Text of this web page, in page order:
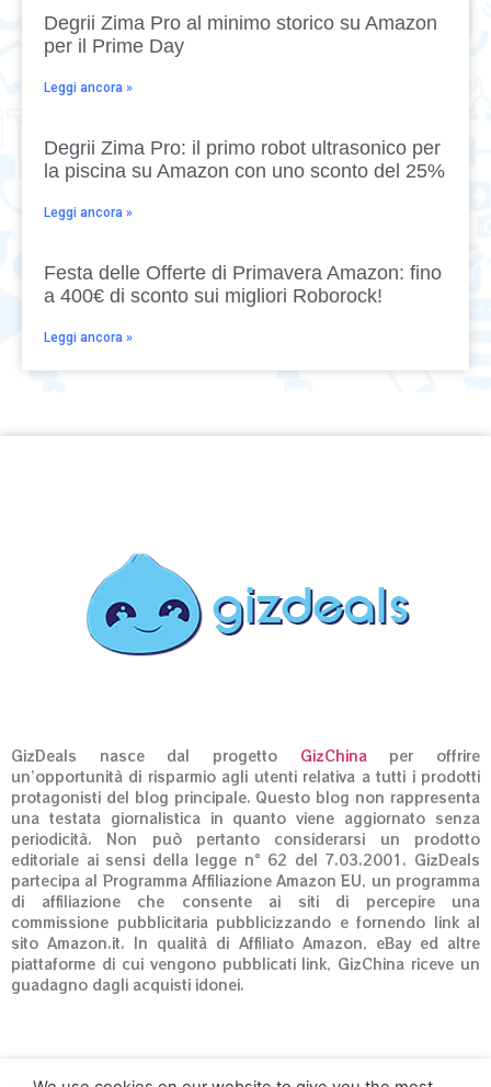
Degrii Zima Pro al minimo storico su Amazon
per il Prime Day
Leggi ancora »
Degrii Zima Pro: il primo robot ultrasonico per
la piscina su Amazon con uno sconto del 25%
Leggi ancora »
Festa delle Offerte di Primavera Amazon: fino
a 400€ di sconto sui migliori Roborock!
Leggi ancora »
GizDeals nasce dal progetto GizChinaper offrire
un’opportunità di risparmio agli utenti relativa a tutti i prodotti
protagonisti del blog principale. Questo blog non rappresenta
una testata giornalistica in quanto viene aggiornato senza
periodicità. Non può pertanto considerarsi un prodotto
editoriale ai sensi della legge n° 62 del 7.03.2001. GizDeals
partecipa al Programma Affiliazione Amazon EU, un programma
di affiliazione che consente ai siti di percepire una
commissione pubblicitaria pubblicizzando e fornendo link al
sito Amazon.it. In qualità di Affiliato Amazon, eBay ed altre
piattaforme di cui vengono pubblicati link, GizChina riceve un
guadagno dagli acquisti idonei.